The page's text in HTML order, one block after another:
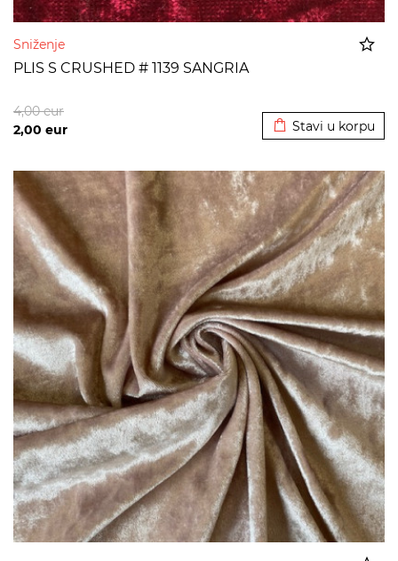
Sniženje
PLIS S CRUSHED # 1139 SANGRIA
2,00 eur
4,00eur
Stavi u korpu